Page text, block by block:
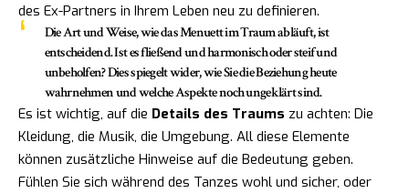
des Ex-Partners in Ihrem Leben neu zu definieren.
Die Art und Weise, wie das Menuett im Traum abläuft, ist
entscheidend. Ist es fließend und harmonisch oder steif und
unbeholfen? Dies spiegelt wider, wie Sie die Beziehung heute
wahrnehmen und welche Aspekte noch ungeklärt sind.
Es ist wichtig, auf die Details des Traums zu achten: Die
Kleidung, die Musik, die Umgebung. All diese Elemente
können zusätzliche Hinweise auf die Bedeutung geben.
Fühlen Sie sich während des Tanzes wohl und sicher, oder